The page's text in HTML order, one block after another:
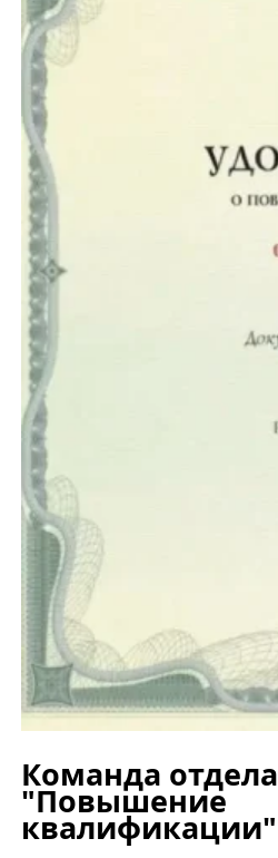
Команда отдела
"Повышение
квалификации"